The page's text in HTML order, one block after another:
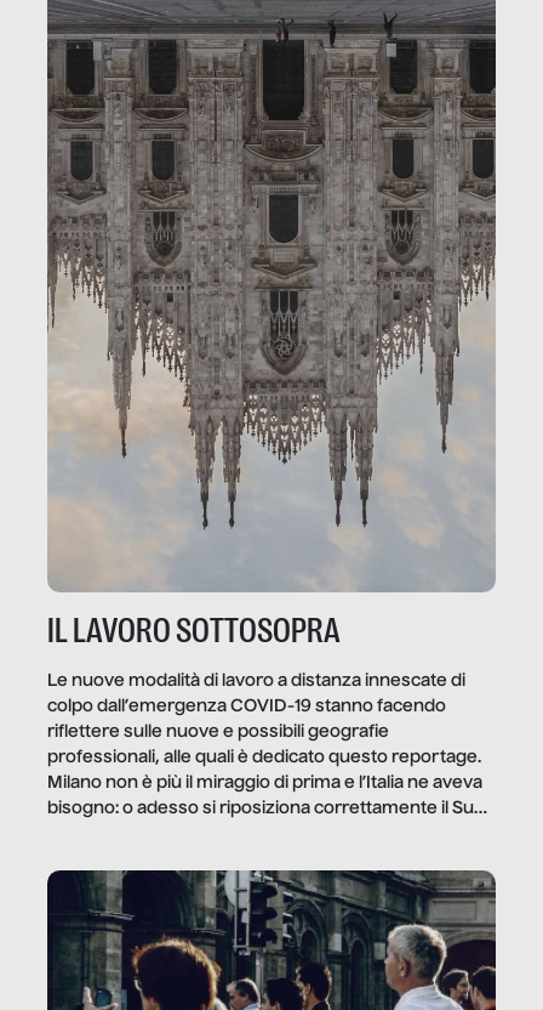
IL LAVORO SOTTOSOPRA
Le nuove modalità di lavoro a distanza innescate di
colpo dall’emergenza COVID-19 stanno facendo
riflettere sulle nuove e possibili geografie
professionali, alle quali è dedicato questo reportage.
Milano non è più il miraggio di prima e l’Italia ne aveva
bisogno: o adesso si riposiziona correttamente il Sud